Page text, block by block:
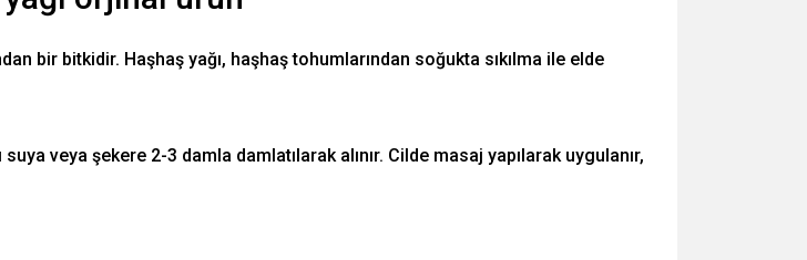
bir bitkidir. Haşhaş yağı, haşhaş tohumlarından soğukta sıkılma ile elde
veya şekere 2-3 damla damlatılarak alınır. Cilde masaj yapılarak uygulanır,